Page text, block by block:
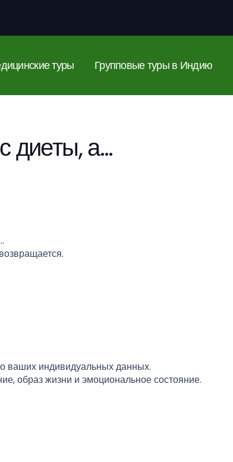
туры Групповые туры в Индию
диеты, а…
ваших индивидуальных данных.
образ жизни и эмоциональное состояние.